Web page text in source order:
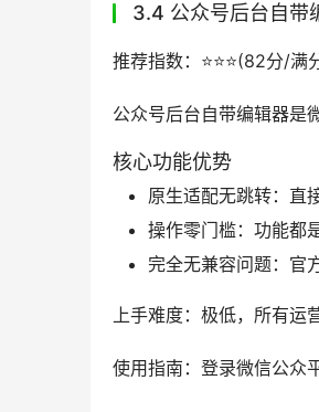
3.4 公众号后台自带
推荐指数：⭐️⭐️⭐️(82分/满
公众号后台自带编辑器是
核心功能优势
原生适配无跳转：直
操作零门槛：功能都
完全无兼容问题：官
上手难度：极低，所有运
使用指南：登录微信公众